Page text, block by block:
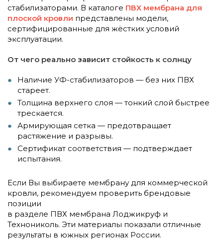
стабилизаторами. В каталоге ПВХ мембрана для
плоской кровли представлены модели,
сертифицированные для жёстких условий
эксплуатации.
От чего реально зависит стойкость к солнцу
Наличие УФ-стабилизаторов — без них ПВХ
стареет.
Толщина верхнего слоя — тонкий слой быстрее
трескается.
Армирующая сетка — предотвращает
растяжение и разрывы.
Сертификат соответствия — подтверждает
испытания.
Если Вы выбираете мембрану для коммерческой
кровли, рекомендуем проверить брендовые
позиции
в разделе ПВХ мембрана Лоджикруф и
Технониколь. Эти материалы показали отличные
результаты в южных регионах России.